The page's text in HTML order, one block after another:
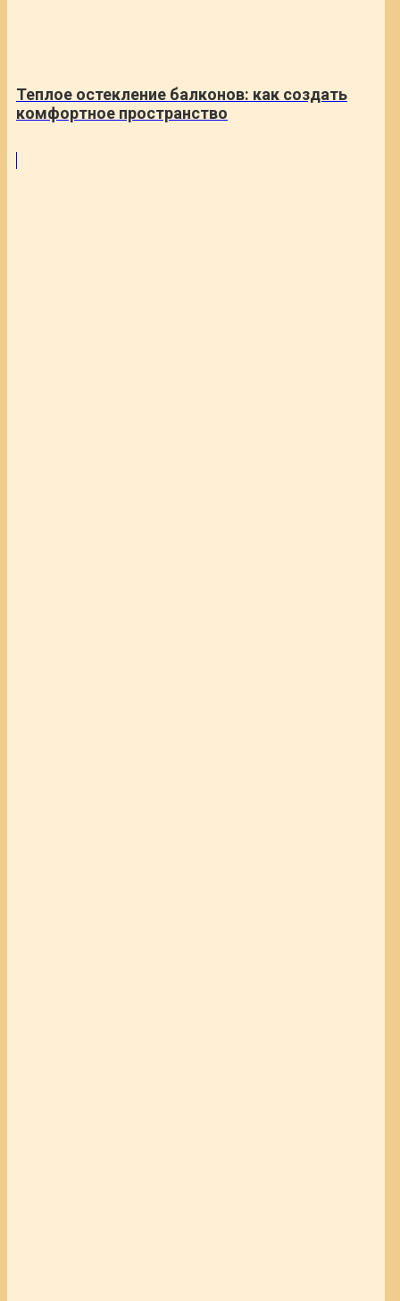
Теплое остекление балконов: как создать
комфортное пространство